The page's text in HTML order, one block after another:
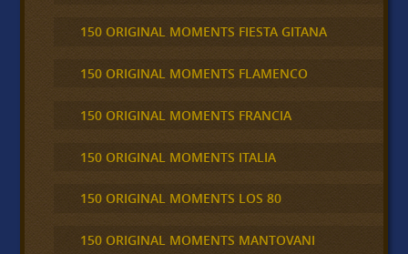
150 ORIGINAL MOMENTS FIESTA GITANA
150 ORIGINAL MOMENTS FLAMENCO
150 ORIGINAL MOMENTS FRANCIA
150 ORIGINAL MOMENTS ITALIA
150 ORIGINAL MOMENTS LOS 80
150 ORIGINAL MOMENTS MANTOVANI